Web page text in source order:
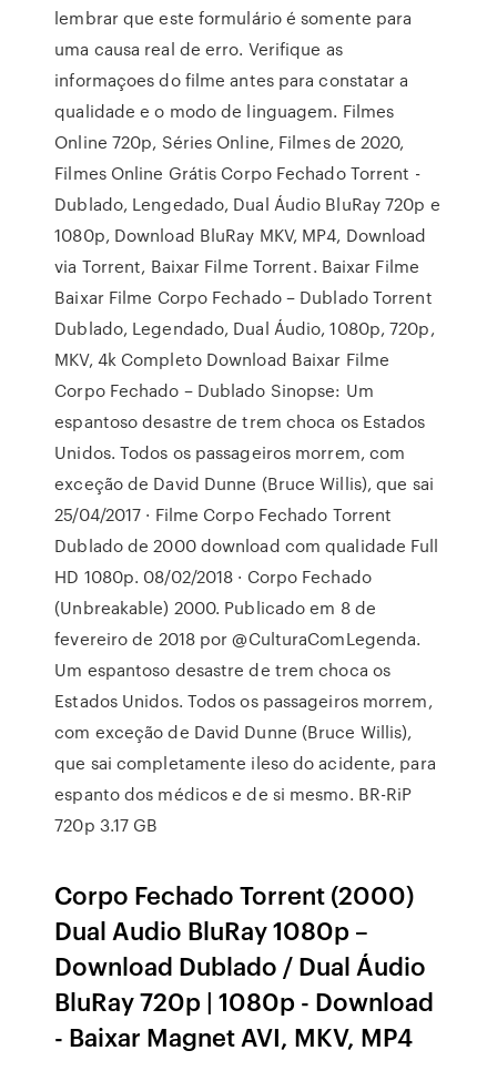
lembrar que este formulário é somente para
uma causa real de erro. Verifique as
informaçoes do filme antes para constatar a
qualidade e o modo de linguagem. Filmes
Online 720p, Séries Online, Filmes de 2020,
Filmes Online Grátis Corpo Fechado Torrent -
Dublado, Lengedado, Dual Áudio BluRay 720p e
1080p, Download BluRay MKV, MP4, Download
via Torrent, Baixar Filme Torrent. Baixar Filme
Baixar Filme Corpo Fechado – Dublado Torrent
Dublado, Legendado, Dual Áudio, 1080p, 720p,
MKV, 4k Completo Download Baixar Filme
Corpo Fechado – Dublado Sinopse: Um
espantoso desastre de trem choca os Estados
Unidos. Todos os passageiros morrem, com
exceção de David Dunne (Bruce Willis), que sai
25/04/2017 · Filme Corpo Fechado Torrent
Dublado de 2000 download com qualidade Full
HD 1080p. 08/02/2018 · Corpo Fechado
(Unbreakable) 2000. Publicado em 8 de
fevereiro de 2018 por @CulturaComLegenda.
Um espantoso desastre de trem choca os
Estados Unidos. Todos os passageiros morrem,
com exceção de David Dunne (Bruce Willis),
que sai completamente ileso do acidente, para
espanto dos médicos e de si mesmo. BR-RiP
720p 3.17 GB
Corpo Fechado Torrent (2000)
Dual Audio BluRay 1080p –
Download Dublado / Dual Áudio
BluRay 720p | 1080p - Download
- Baixar Magnet AVI, MKV, MP4